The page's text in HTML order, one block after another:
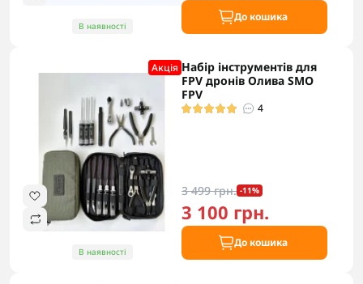
В наявності
До кошика
Акцiя
В наявності
Набір інструментів для
FPV дронів Олива SMO
FPV
4
3 499 грн. -11%
3 100 грн.
До кошика